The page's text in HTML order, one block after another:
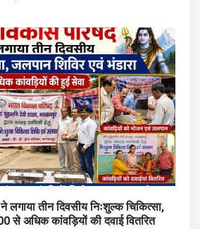
लगाया तीन दिवसीय निःशुल्क चिकित्सा,
से अधिक कांवड़ियों की दवाई वितरित